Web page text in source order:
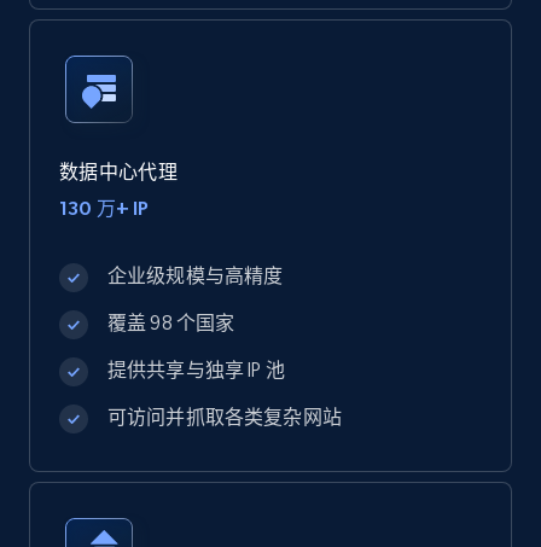
数据中心代理
130 万+ IP
企业级规模与高精度
覆盖 98 个国家
提供共享与独享 IP 池
可访问并抓取各类复杂网站